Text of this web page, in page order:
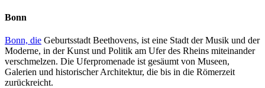
Bonn
Bonn, die Geburtsstadt Beethovens, ist eine Stadt der Musik und der
Moderne, in der Kunst und Politik am Ufer des Rheins miteinander
verschmelzen. Die Uferpromenade ist gesäumt von Museen,
Galerien und historischer Architektur, die bis in die Römerzeit
zurückreicht.